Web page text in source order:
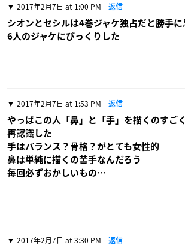
2017年2月7日 at 1:00 PM 返信
シオンとセシルは4巻ジャケ独占だと勝手に
6人のジャケにびっくりした
2017年2月7日 at 1:53 PM 返信
やっぱこの人「鼻」と「手」を描くのすご
再認識した
手はバランス？骨格？がとても女性的
鼻は単純に描くの苦手なんだろう
毎回必ずおかしいもの…
2017年2月7日 at 3:30 PM 返信